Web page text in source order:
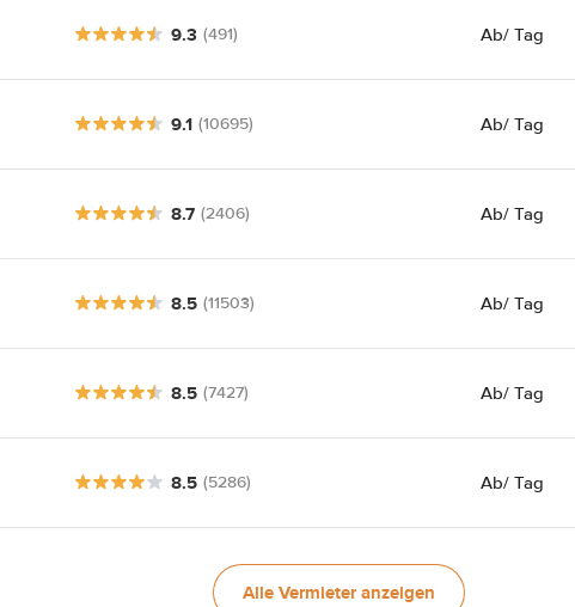
9.3 (491) Ab/ Tag
9.1 (10695) Ab/ Tag
8.7 (2406) Ab/ Tag
8.5 (11503) Ab/ Tag
8.5 (7427) Ab/ Tag
8.5 (5286) Ab/ Tag
Alle Vermieter anzeigen